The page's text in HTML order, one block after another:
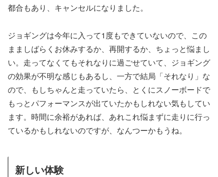
都合もあり、キャンセルになりました。
ジョギングは今年に入って1度もできていないので、この
まましばらくお休みするか、再開するか、ちょっと悩まし
い。走ってなくてもそれなりに過ごせていて、ジョギング
の効果が不明な感じもあるし、一方で結局「それなり」な
ので、もしちゃんと走っていたら、とくにスノーボードで
もっとパフォーマンスが出ていたかもしれない気もしてい
ます。時間に余裕があれば、あれこれ悩まずに走りに行っ
ているかもしれないのですが、なんつーかもうね。
新しい体験